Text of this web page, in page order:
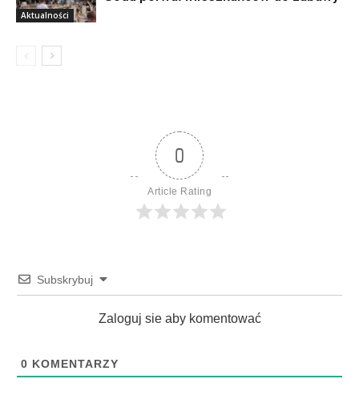
Aktualności
0
Article Rating
Subskrybuj
Zaloguj sie aby komentować
0 KOMENTARZY